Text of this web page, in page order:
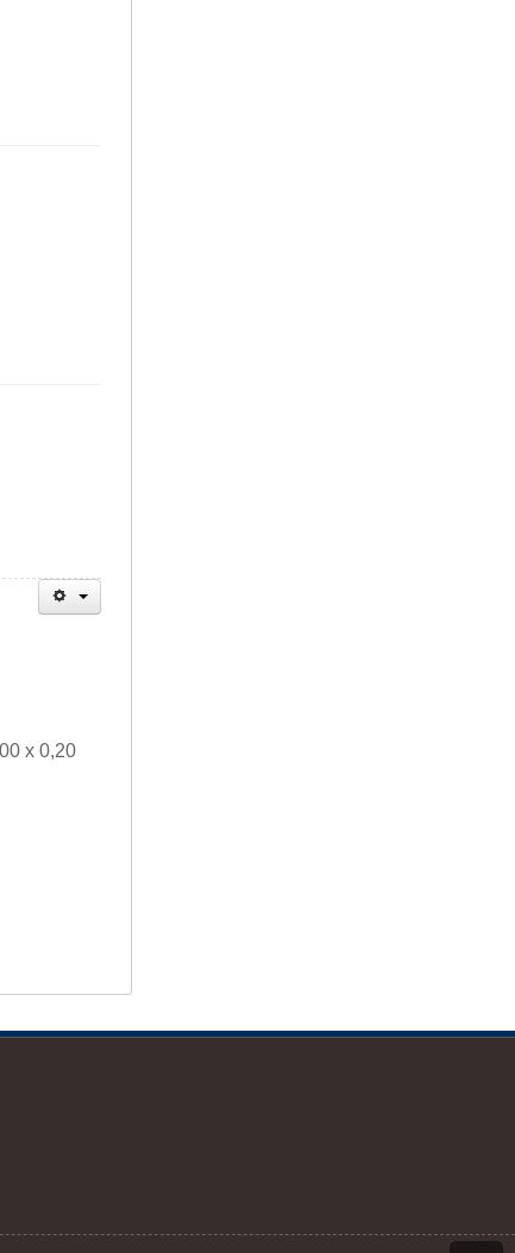
x 0,20